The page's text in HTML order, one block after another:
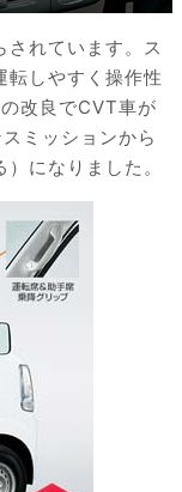
されています。ス
転しやすく操作性
改良でCVT車が
ミッションから
になりました。